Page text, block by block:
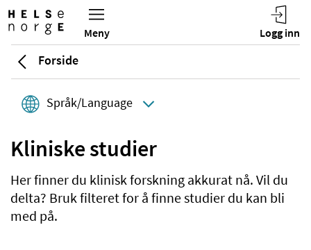
Forside
Språk/Language
Kliniske studier
Her finner du klinisk forskning akkurat nå. Vil du
delta? Bruk filteret for å finne studier du kan bli
med på.